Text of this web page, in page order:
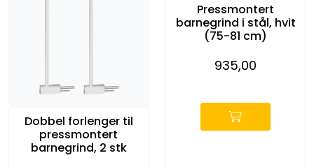
Dobbel forlenger til
pressmontert
barnegrind, 2 stk
Pressmontert
barnegrind i stål, hvit
(75-81 cm)
935,00